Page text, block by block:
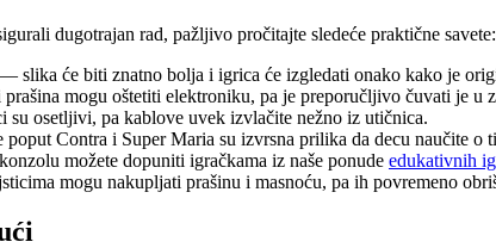
dugotrajan rad, pažljivo pročitajte sledeće praktične savete:
— slika će biti znatno bolja i igrica će izgledati onako kako je
mogu oštetiti elektroniku, pa je preporučljivo čuvati je u
osetljivi, pa kablove uvek izvlačite nežno iz utičnica.
Contra i Super Maria su izvrsna prilika da decu naučite o
možete dopuniti igračkama iz naše ponude edukativnih
mogu nakupljati prašinu i masnoću, pa ih povremeno